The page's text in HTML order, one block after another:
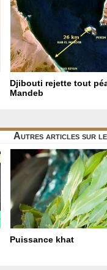
Djibouti rejette tout
Mandeb
Autres articles sur le
Puissance khat